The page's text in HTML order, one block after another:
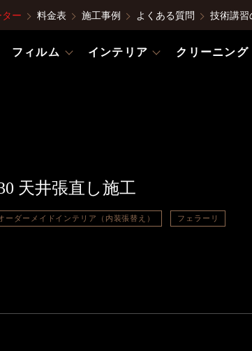
ー 料金表 施工事例 よくある質問 技術講習
フィルム インテリア クリーニング
天井張直し施工
ーダーメイドインテリア（内装張替え） フェラーリ